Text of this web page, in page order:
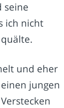
seine
ich nicht
und eher
jungen